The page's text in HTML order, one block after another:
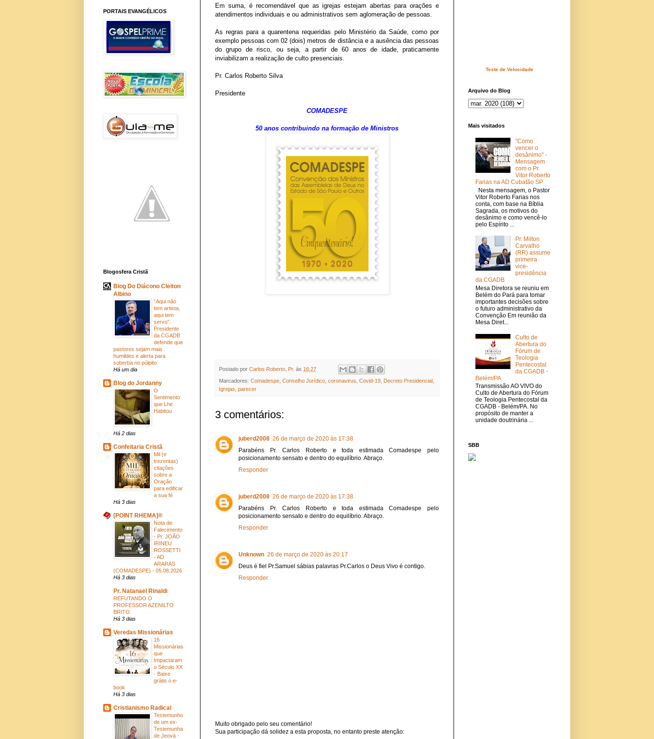
Em suma, é recomendável que as igrejas estejam abertas para orações e
atendimentos individuais e ou administrativos sem aglomeração de pessoas.
As regras para a quarentena requeridas pelo Ministério da Saúde, como por
exemplo pessoas com 02 (dois) metros de distância e a ausência das pessoas
do grupo de risco, ou seja, a partir de 60 anos de idade, praticamente
inviabilizam a realização de culto presenciais.
Pr. Carlos Roberto Silva
Presidente
COMADESPE
50 anos contribuindo na formação de Ministros
Postado por Carlos Roberto, Pr. às 16:27
Marcadores: Comadespe Conselho Jurídico coronavirus Covid-19 Decreto Presidencial
Igrejas parecer
3 comentários:
juberd2008 26 de março de 2020 às 17:38
Parabéns Pr. Carlos Roberto e toda estimada Comadespe pelo
posicionamento sensato e dentro do equilíbrio. Abraço.
Responder
juberd2008 26 de março de 2020 às 17:38
Parabéns Pr. Carlos Roberto e toda estimada Comadespe pelo
posicionamento sensato e dentro do equilíbrio. Abraço.
Responder
Unknown 26 de março de 2020 às 20:17
Deus é fiel Pr.Samuel sábias palavras Pr.Carlos o Deus Vivo é contigo.
Responder
Muito obrigado pelo seu comentário!
Sua participação dá solidez a esta proposta, no entanto preste atenção:
PORTAIS EVANGÉLICOS
Blogosfera Cristã
Blog Do Diácono Cleiton
Albino
“Aqui não
tem artista,
aqui tem
servo”:
Presidente
da CGADB
defende que
pastores sejam mais
humildes e alerta para
soberba no púlpito
Há um dia
Blog do Jordanny
O
Sentimento
que Lhe
Habitou
Há 2 dias
Confeitaria Cristã
Mil (e
trezentas)
citações
sobre a
Oração
para edificar
a sua fé
Há 3 dias
[POINT RHEMA]®
Nota de
Falecimento
- Pr. JOÃO
IRINEU
ROSSETTI
- AD
ARARAS
(COMADESPE) - 05.08.2026
Há 3 dias
Pr. Natanael Rinaldi
REFUTANDO O
PROFESSOR AZENILTO
BRITO
Há 3 dias
Veredas Missionárias
16
Missionárias
que
Impactaram
o Século XX
- Baixe
grátis o e-
book
Há 3 dias
Cristianismo Radical
Testemunho
de um ex-
Testemunha
de Jeová -
Teste de Velocidade
Arquivo do Blog
Mais visitados
"Como
vencer o
desânimo" -
Mensagem
com o Pr.
Vitor Roberto
Farias na AD Cubatão SP
Nesta mensagem, o Pastor
Vitor Roberto Farias nos
conta, com base na Bíblia
Sagrada, os motivos do
desânimo e como vencê-lo
pelo Espírito ...
Pr. Milton
Carvalho
(RR) assume
primeira
vice-
presidência
da CGADB
Mesa Diretora se reuniu em
Belém do Pará para tomar
importantes decisões sobre
o futuro administrativo da
Convenção Em reunião da
Mesa Diret...
Culto de
Abertura do
Fórum de
Teologia
Pentecostal
da CGADB -
Belém/PA
Transmissão AO VIVO do
Culto de Abertura do Fórum
de Teologia Pentecostal da
CGADB - Belém/PA. No
propósito de manter a
unidade doutrinária ...
SBB